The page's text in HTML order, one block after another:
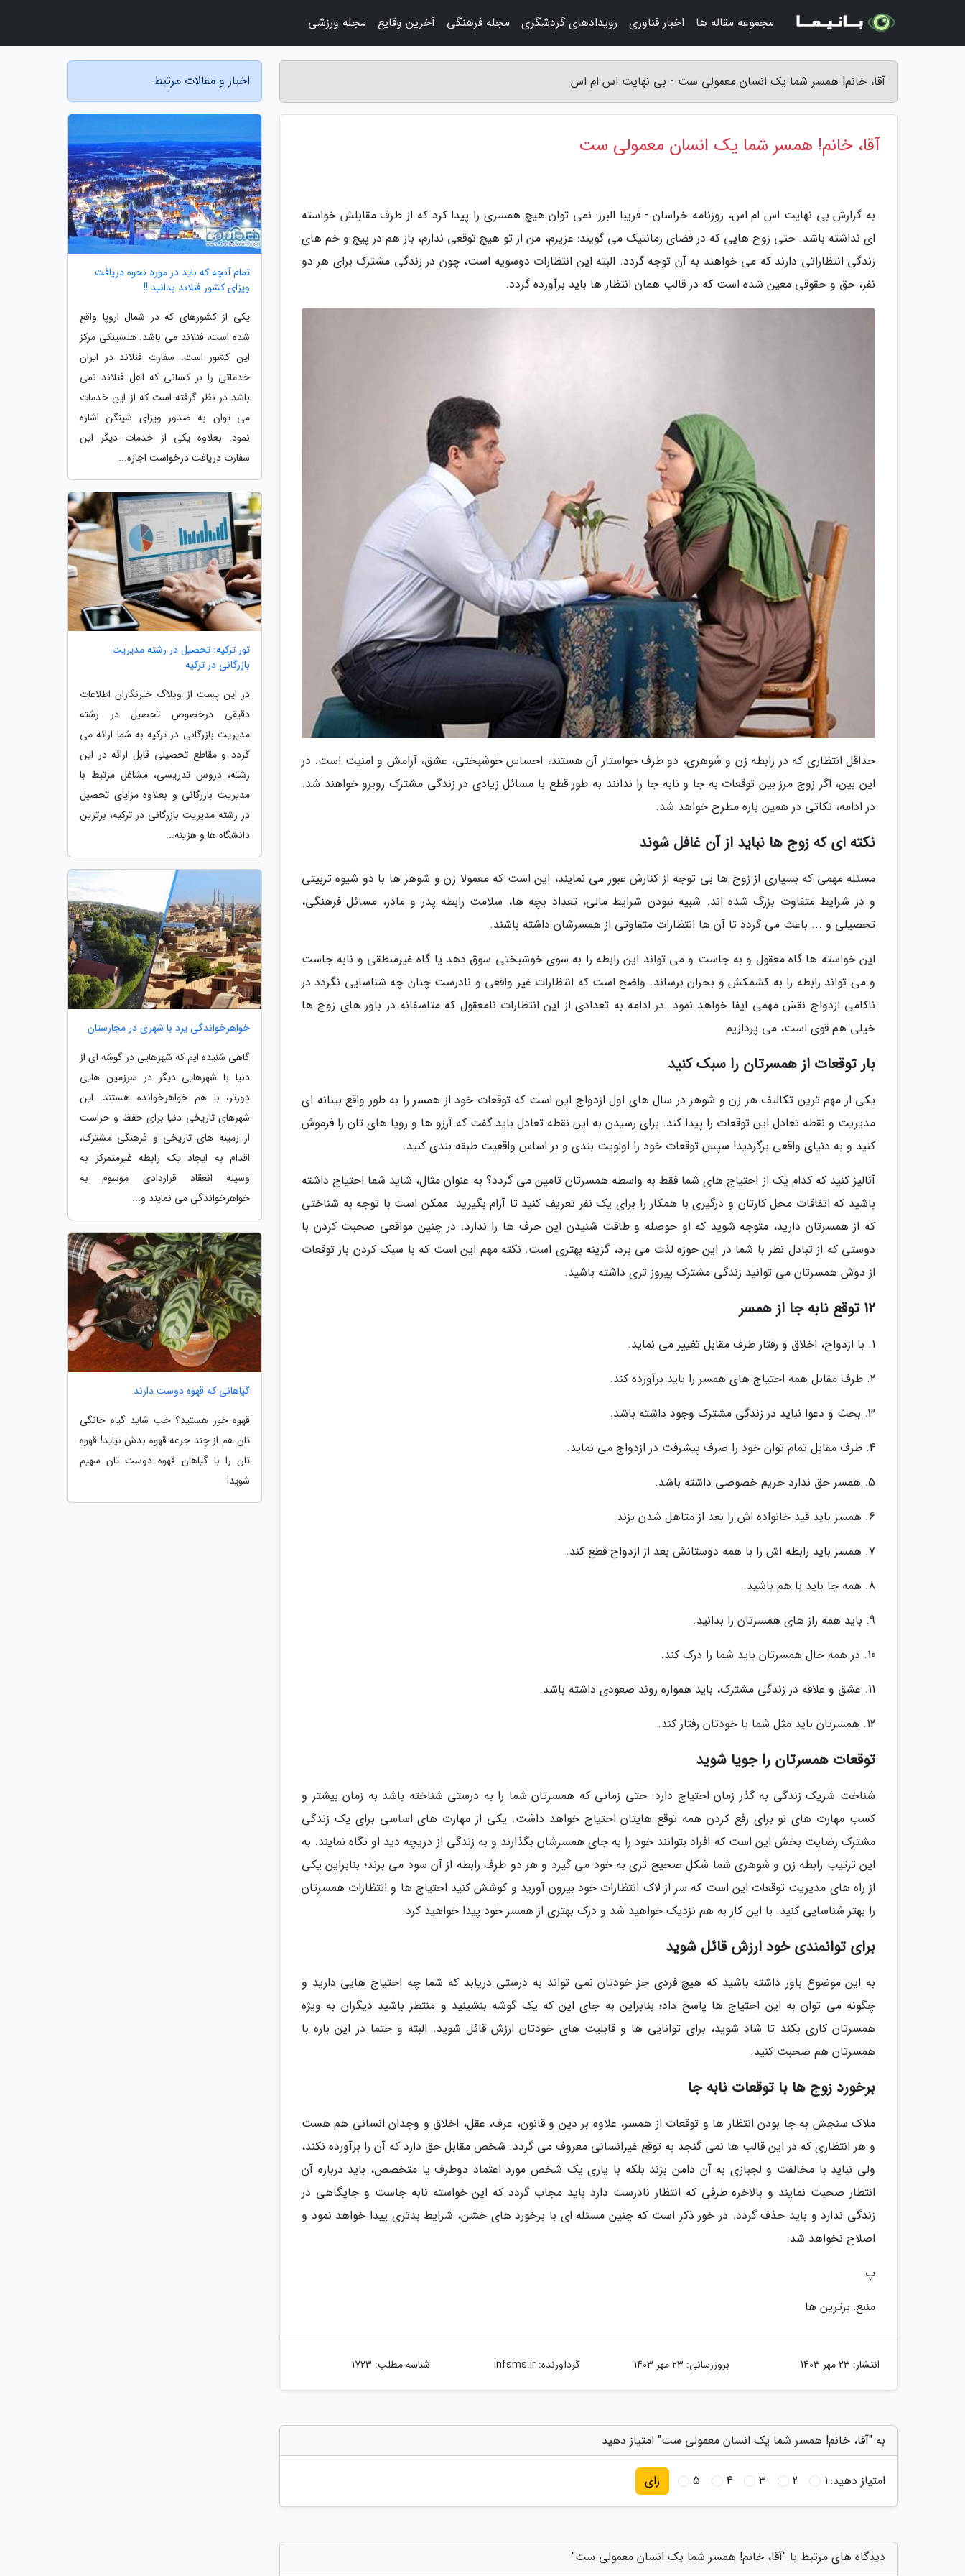
آقا، خانم! همسر شما یک انسان معمولی ست - بی نهایت اس ام اس
آقا، خانم! همسر شما یک انسان معمولی ست
به گزارش بی نهایت اس ام اس، روزنامه خراسان - فریبا البرز: نمی توان هیچ همسری را پیدا کرد که از طرف مقابلش خواسته
ای نداشته باشد. حتی زوج هایی که در فضای رمانتیک می گویند: عزیزم، من از تو هیچ توقعی ندارم، باز هم در پیچ و خم های
زندگی انتظاراتی دارند که می خواهند به آن توجه گردد. البته این انتظارات دوسویه است، چون در زندگی مشترک برای هر دو
نفر، حق و حقوقی معین شده است که در قالب همان انتظار ها باید برآورده گردد.
حداقل انتظاری که در رابطه زن و شوهری، دو طرف خواستار آن هستند، احساس خوشبختی، عشق، آرامش و امنیت است. در
این بین، اگر زوج مرز بین توقعات به جا و نابه جا را ندانند به طور قطع با مسائل زیادی در زندگی مشترک روبرو خواهند شد.
در ادامه، نکاتی در همین باره مطرح خواهد شد.
نکته ای که زوج ها نباید از آن غافل شوند
مسئله مهمی که بسیاری از زوج ها بی توجه از کنارش عبور می نمایند، این است که معمولا زن و شوهر ها با دو شیوه تربیتی
و در شرایط متفاوت بزرگ شده اند. شبیه نبودن شرایط مالی، تعداد بچه ها، سلامت رابطه پدر و مادر، مسائل فرهنگی،
تحصیلی و ... باعث می گردد تا آن ها انتظارات متفاوتی از همسرشان داشته باشند.
این خواسته ها گاه معقول و به جاست و می تواند این رابطه را به سوی خوشبختی سوق دهد یا گاه غیرمنطقی و نابه جاست
و می تواند رابطه را به کشمکش و بحران برساند. واضح است که انتظارات غیر واقعی و نادرست چنان چه شناسایی نگردد در
ناکامی ازدواج نقش مهمی ایفا خواهد نمود. در ادامه به تعدادی از این انتظارات نامعقول که متاسفانه در باور های زوج ها
خیلی هم قوی است، می پردازیم.
بار توقعات از همسرتان را سبک کنید
یکی از مهم ترین تکالیف هر زن و شوهر در سال های اول ازدواج این است که توقعات خود از همسر را به طور واقع بینانه ای
مدیریت و نقطه تعادل این توقعات را پیدا کند. برای رسیدن به این نقطه تعادل باید گفت که آرزو ها و رویا های تان را فرموش
کنید و به دنیای واقعی برگردید! سپس توقعات خود را اولویت بندی و بر اساس واقعیت طبقه بندی کنید.
آنالیز کنید که کدام یک از احتیاج های شما فقط به واسطه همسرتان تامین می گردد؟ به عنوان مثال، شاید شما احتیاج داشته
باشید که اتفاقات محل کارتان و درگیری با همکار را برای یک نفر تعریف کنید تا آرام بگیرید. ممکن است با توجه به شناختی
که از همسرتان دارید، متوجه شوید که او حوصله و طاقت شنیدن این حرف ها را ندارد. در چنین مواقعی صحبت کردن با
دوستی که از تبادل نظر با شما در این حوزه لذت می برد، گزینه بهتری است. نکته مهم این است که با سبک کردن بار توقعات
از دوش همسرتان می توانید زندگی مشترک پیروز تری داشته باشید.
12 توقع نابه جا از همسر
1. با ازدواج، اخلاق و رفتار طرف مقابل تغییر می نماید.
2. طرف مقابل همه احتیاج های همسر را باید برآورده کند.
3. بحث و دعوا نباید در زندگی مشترک وجود داشته باشد.
4. طرف مقابل تمام توان خود را صرف پیشرفت در ازدواج می نماید.
5. همسر حق ندارد حریم خصوصی داشته باشد.
6. همسر باید قید خانواده اش را بعد از متاهل شدن بزند.
7. همسر باید رابطه اش را با همه دوستانش بعد از ازدواج قطع کند.
8. همه جا باید با هم باشید.
9. باید همه راز های همسرتان را بدانید.
10. در همه حال همسرتان باید شما را درک کند.
11. عشق و علاقه در زندگی مشترک، باید همواره روند صعودی داشته باشد.
12. همسرتان باید مثل شما با خودتان رفتار کند.
توقعات همسرتان را جویا شوید
شناخت شریک زندگی به گذر زمان احتیاج دارد. حتی زمانی که همسرتان شما را به درستی شناخته باشد به زمان بیشتر و
کسب مهارت های نو برای رفع کردن همه توقع هایتان احتیاج خواهد داشت. یکی از مهارت های اساسی برای یک زندگی
مشترک رضایت بخش این است که افراد بتوانند خود را به جای همسرشان بگذارند و به زندگی از دریچه دید او نگاه نمایند. به
این ترتیب رابطه زن و شوهری شما شکل صحیح تری به خود می گیرد و هر دو طرف رابطه از آن سود می برند؛ بنابراین یکی
از راه های مدیریت توقعات این است که سر از لاک انتظارات خود بیرون آورید و کوشش کنید احتیاج ها و انتظارات همسرتان
را بهتر شناسایی کنید. با این کار به هم نزدیک خواهید شد و درک بهتری از همسر خود پیدا خواهید کرد.
برای توانمندی خود ارزش قائل شوید
به این موضوع باور داشته باشید که هیچ فردی جز خودتان نمی تواند به درستی دریابد که شما چه احتیاج هایی دارید و
چگونه می توان به این احتیاج ها پاسخ داد؛ بنابراین به جای این که یک گوشه بنشینید و منتظر باشید دیگران به ویژه
همسرتان کاری بکند تا شاد شوید، برای توانایی ها و قابلیت های خودتان ارزش قائل شوید. البته و حتما در این باره با
همسرتان هم صحبت کنید.
برخورد زوج ها با توقعات نابه جا
ملاک سنجش به جا بودن انتظار ها و توقعات از همسر، علاوه بر دین و قانون، عرف، عقل، اخلاق و وجدان انسانی هم هست
و هر انتظاری که در این قالب ها نمی گنجد به توقع غیرانسانی معروف می گردد. شخص مقابل حق دارد که آن را برآورده نکند،
ولی نباید با مخالفت و لجبازی به آن دامن بزند بلکه با یاری یک شخص مورد اعتماد دوطرف یا متخصص، باید درباره آن
انتظار صحبت نمایند و بالاخره طرفی که انتظار نادرست دارد باید مجاب گردد که این خواسته نابه جاست و جایگاهی در
زندگی ندارد و باید حذف گردد. در خور ذکر است که چنین مسئله ای با برخورد های خشن، شرایط بدتری پیدا خواهد نمود و
اصلاح نخواهد شد.
پ
منبع: برترین ها
انتشار: 23 مهر 1403 بروزرسانی: 23 مهر 1403 گردآورنده:infsms.ir شناسه مطلب: 1723
به "آقا، خانم! همسر شما یک انسان معمولی ست" امتیاز دهید
امتیاز دهید:1
2
3
4
5 رای
دیدگاه های مرتبط با "آقا، خانم! همسر شما یک انسان معمولی ست"
اخبار و مقالات مرتبط
تمام آنچه که باید در مورد نحوه دریافت
ویزای کشور فنلاند بدانید !!
یکی از کشورهای که در شمال اروپا واقع
شده است، فنلاند می باشد. هلسینکی مرکز
این کشور است. سفارت فنلاند در ایران
خدماتی را بر کسانی که اهل فنلاند نمی
باشد در نظر گرفته است که از این خدمات
می توان به صدور ویزای شینگن اشاره
نمود. بعلاوه یکی از خدمات دیگر این
سفارت دریافت درخواست اجازه...
تور ترکیه: تحصیل در رشته مدیریت
بازرگانی در ترکیه
در این پست از وبلاگ خبرنگاران اطلاعات
دقیقی درخصوص تحصیل در رشته
مدیریت بازرگانی در ترکیه به شما ارائه می
گردد و مقاطع تحصیلی قابل ارائه در این
رشته، دروس تدریسی، مشاغل مرتبط با
مدیریت بازرگانی و بعلاوه مزایای تحصیل
در رشته مدیریت بازرگانی در ترکیه، برترین
دانشگاه ها و هزینه...
خواهرخواندگی یزد با شهری در مجارستان
گاهی شنیده ایم که شهرهایی در گوشه ای از
دنیا با شهرهایی دیگر در سرزمین هایی
دورتر، با هم خواهرخوانده هستند. این
شهرهای تاریخی دنیا برای حفظ و حراست
از زمینه های تاریخی و فرهنگی مشترک،
اقدام به ایجاد یک رابطه غیرمتمرکز به
وسیله انعقاد قراردادی موسوم به
خواهرخواندگی می نمایند و...
گیاهانی که قهوه دوست دارند
قهوه خور هستید؟ خب شاید گیاه خانگی
تان هم از چند جرعه قهوه بدش نیاید! قهوه
تان را با گیاهان قهوه دوست تان سهیم
شوید!
مجموعه مقاله ها اخبار فناوری رویدادهای گردشگری مجله فرهنگی آخرین وقایع مجله ورزشی